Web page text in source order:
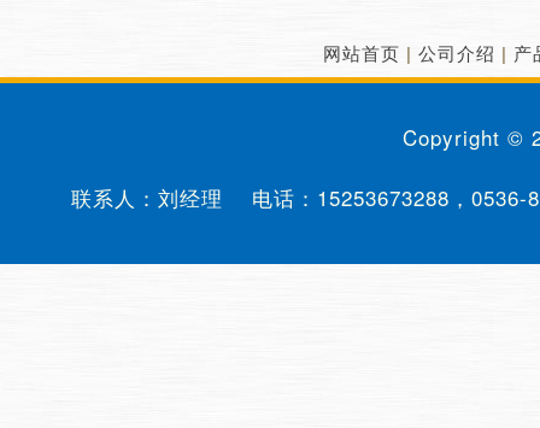
网站首页 | 公司介绍 | 产
Copyright ©
联系人：刘经理 电话： 15253673288 ， 0536-